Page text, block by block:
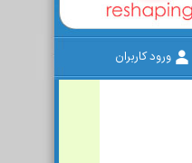
ورود کاربران